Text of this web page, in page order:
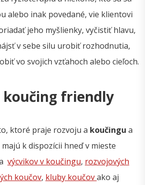
alebo inak povedané, vie klientovi
jeho myšlienky, vyčistiť hlavu,
v sebe silu urobiť rozhodnutia,
vo svojich vzťahoch alebo cieľoch.
friendly
ktoré praje rozvoju a koučingu a
majú k dispozícii hneď v mieste
výcvikov v koučingu, rozvojových
koučov, kluby koučovako aj